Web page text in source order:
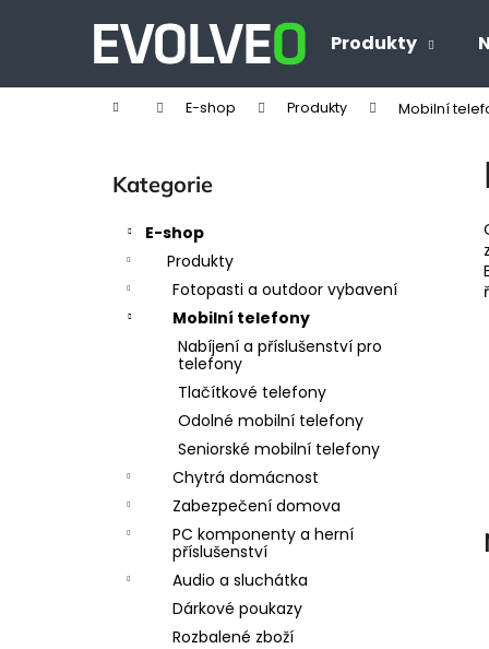
Produkty
Domů E-shop Produkty Mobilní
Přeskočit
kategorie
Kategorie
E-shop
Produkty
Fotopasti a outdoor vybavení
Mobilní telefony
Nabíjení a příslušenství pro
telefony
Tlačítkové telefony
Odolné mobilní telefony
Seniorské mobilní telefony
Chytrá domácnost
Zabezpečení domova
PC komponenty a herní
příslušenství
Audio a sluchátka
Dárkové poukazy
Rozbalené zboží
í
Zpět
obchodu
Zpět
obchodu